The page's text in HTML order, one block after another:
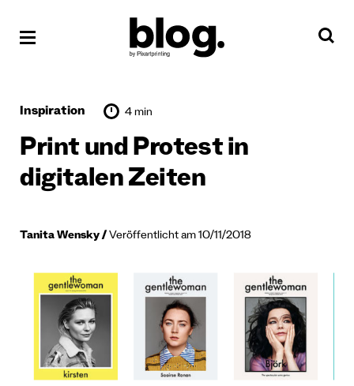
Inspiration 4 min
Print und Protest in
digitalen Zeiten
Tanita Wensky Veröffentlicht am 10/11/2018